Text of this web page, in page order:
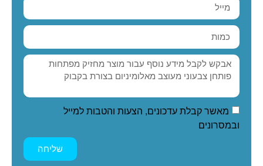
מאשר קבלת עדכונים, הצעות והטבות למייל
ובמסרונים
שליחה